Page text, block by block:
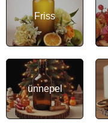
Friss
ünnepel